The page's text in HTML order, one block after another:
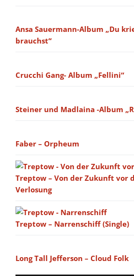
Ansa Sauermann-Album „Du
brauchst“
Crucchi Gang- Album „Fellini“
Steiner und Madlaina -Album
Faber – Orpheum
Treptow – Von der Zukunft vor
Verlosung
Treptow – Narrenschiff (Single)
Long Tall Jefferson – Cloud Folk